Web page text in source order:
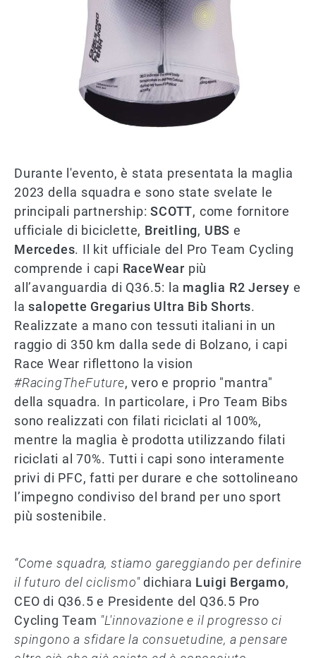
Durante l'evento, è stata presentata la maglia
2023 della squadra e sono state svelate le
principali partnership:SCOTT, come fornitore
ufficiale di biciclette, Breitling, UBS e
Mercedes. Il kit ufficiale del Pro Team Cycling
comprende i capi RaceWear più
all’avanguardia di Q36.5: la maglia R2 Jersey e
lasalopette Gregarius Ultra Bib Shorts.
Realizzate a mano con tessuti italiani in un
raggio di 350 km dalla sede di Bolzano, i capi
Race Wear riflettono la vision
#RacingTheFuture, vero e proprio "mantra"
della squadra. In particolare, i Pro Team Bibs
sono realizzati con filati riciclati al 100%,
mentre la maglia è prodotta utilizzando filati
riciclati al 70%. Tutti i capi sono interamente
privi di PFC, fatti per durare e che sottolineano
l’impegno condiviso del brand per uno sport
più sostenibile.
“Come squadra, stiamo gareggiando per definire
il futuro del ciclismo"dichiara Luigi Bergamo,
CEO di Q36.5 e Presidente del Q36.5 Pro
Cycling Team "L'innovazione e il progresso ci
spingono a sfidare la consuetudine, a pensare